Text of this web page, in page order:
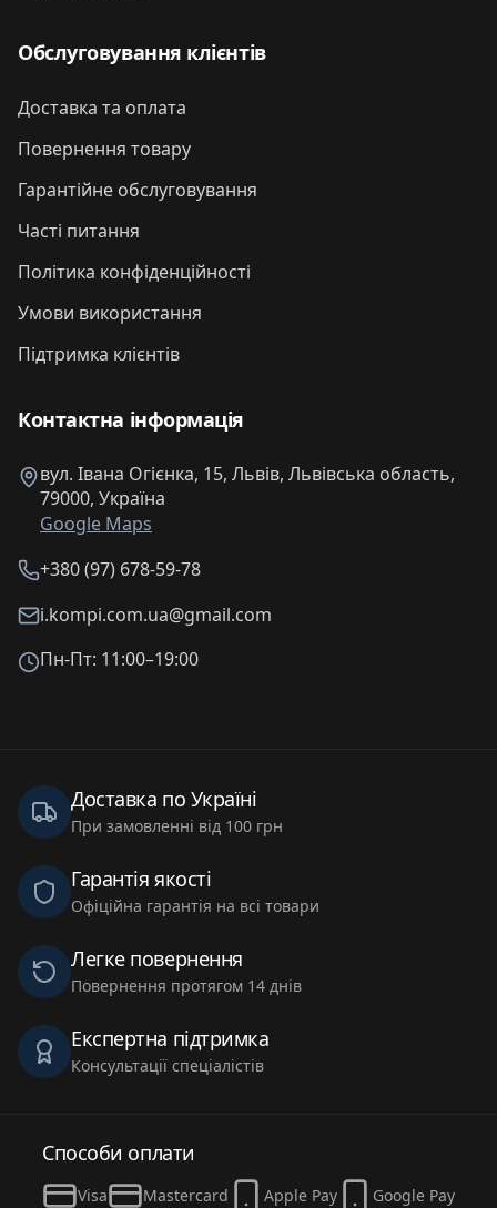
Обслуговування клієнтів
Доставка та оплата
Повернення товару
Гарантійне обслуговування
Часті питання
Політика конфіденційності
Умови використання
Підтримка клієнтів
Контактна інформація
вул. Івана Огієнка, 15, Львів, Львівська область,
79000, Україна
Google Maps
+380 (97) 678-59-78
i.kompi.com.ua@gmail.com
Пн-Пт: 11:00–19:00
Доставка по Україні
При замовленні від 100 грн
Гарантія якості
Офіційна гарантія на всі товари
Легке повернення
Повернення протягом 14 днів
Експертна підтримка
Консультації спеціалістів
Способи оплати
Visa Mastercard Apple Pay Google Pay